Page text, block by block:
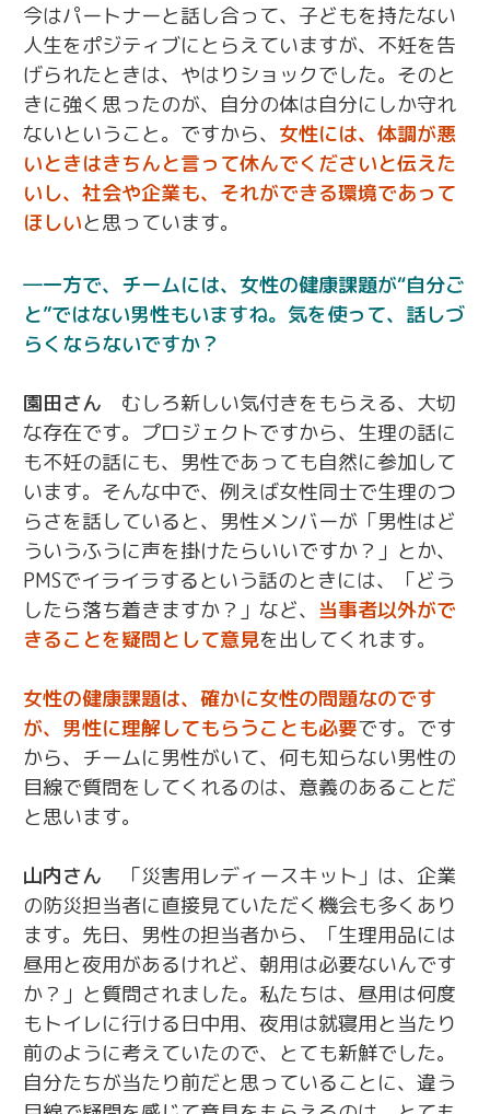
今はパートナーと話し合って、子どもを持たない
人生をポジティブにとらえていますが、不妊を告
げられたときは、やはりショックでした。そのと
きに強く思ったのが、自分の体は自分にしか守れ
ないということ。ですから、 女性には、体調が悪
いときはきちんと言って休んでくださいと伝えた
いし、社会や企業も、それができる環境であって
ほしいと思っています。
一方で、チームには、女性の健康課題が“自分ご
と”ではない男性もいますね。気を使って、話しづ
らくならないですか？
園田さん
むしろ新しい気付きをもらえる、大切
な存在です。プロジェクトですから、生理の話に
も不妊の話にも、男性であっても自然に参加して
います。そんな中で、例えば女性同士で生理のつ
らさを話していると、男性メンバーが「男性はど
ういうふうに声を掛けたらいいですか？」とか、
PMSでイライラするという話のときには、「どう
したら落ち着きますか？」など、 当事者以外がで
きることを疑問として意見を出してくれます。
女性の健康課題は、確かに女性の問題なのです
が、男性に理解してもらうことも必要です。です
から、チームに男性がいて、何も知らない男性の
目線で質問をしてくれるのは、意義のあることだ
と思います。
山内さん
「災害用レディースキット」は、企業
の防災担当者に直接見ていただく機会も多くあり
ます。先日、男性の担当者から、「生理用品には
昼用と夜用があるけれど、朝用は必要ないんです
か？」と質問されました。私たちは、昼用は何度
もトイレに行ける日中用、夜用は就寝用と当たり
前のように考えていたので、とても新鮮でした。
自分たちが当たり前だと思っていることに、違う